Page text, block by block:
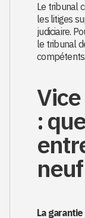
Le tribunal
les litiges
judiciaire.
le tribunal
compétents.
:
La